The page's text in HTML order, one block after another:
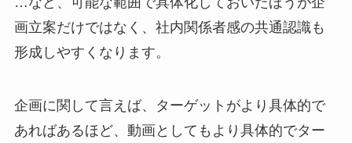
画立案だけではなく、社内関係者感の共通認識も
形成しやすくなります。
企画に関して言えば、ターゲットがより具体的で
あればあるほど、動画としてもより具体的でター